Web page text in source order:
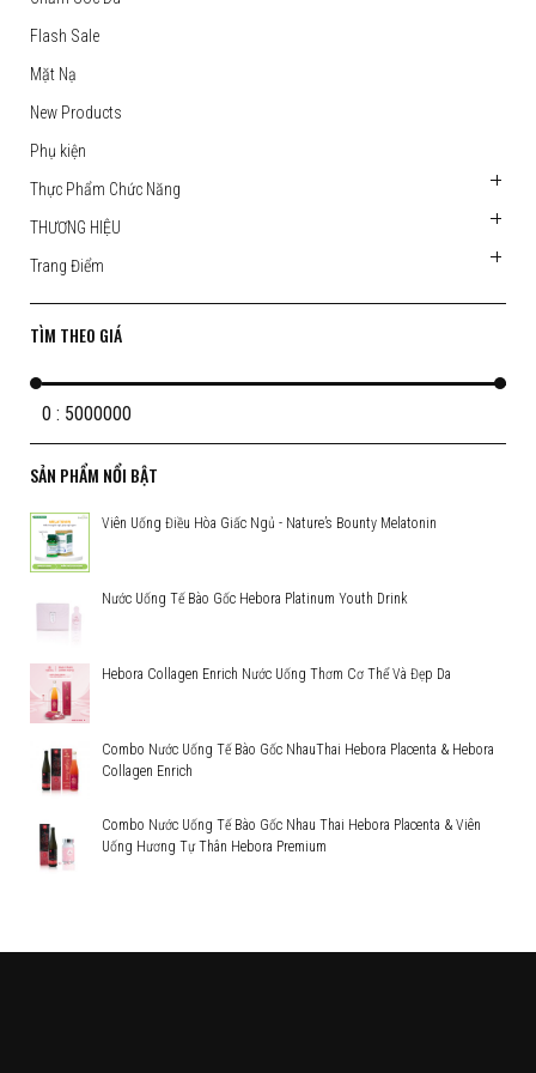
Flash Sale
Mặt Nạ
New Products
Phụ kiện
Thực Phẩm Chức Năng
THƯƠNG HIỆU
Trang Điểm
TÌM THEO GIÁ
0 : 5000000
SẢN PHẨM NỔI BẬT
Viên Uống Điều Hòa Giấc Ngủ - Nature’s Bounty Melatonin
Nước Uống Tế Bào Gốc Hebora Platinum Youth Drink
Hebora Collagen Enrich Nước Uống Thơm Cơ Thể Và Đẹp Da
Combo Nước Uống Tế Bào Gốc NhauThai Hebora Placenta & Hebora
Collagen Enrich
Combo Nước Uống Tế Bào Gốc Nhau Thai Hebora Placenta & Viên
Uống Hương Tự Thân Hebora Premium